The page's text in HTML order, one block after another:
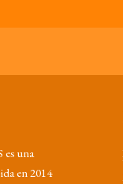
una
en 2014